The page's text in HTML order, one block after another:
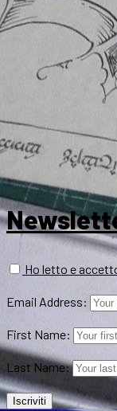
Ho letto e
Email Address:
First Name:
Last Name: